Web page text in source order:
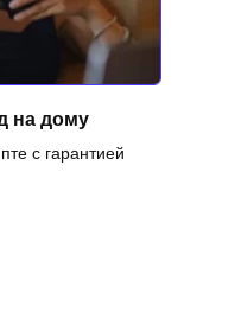
на дому
с гарантией